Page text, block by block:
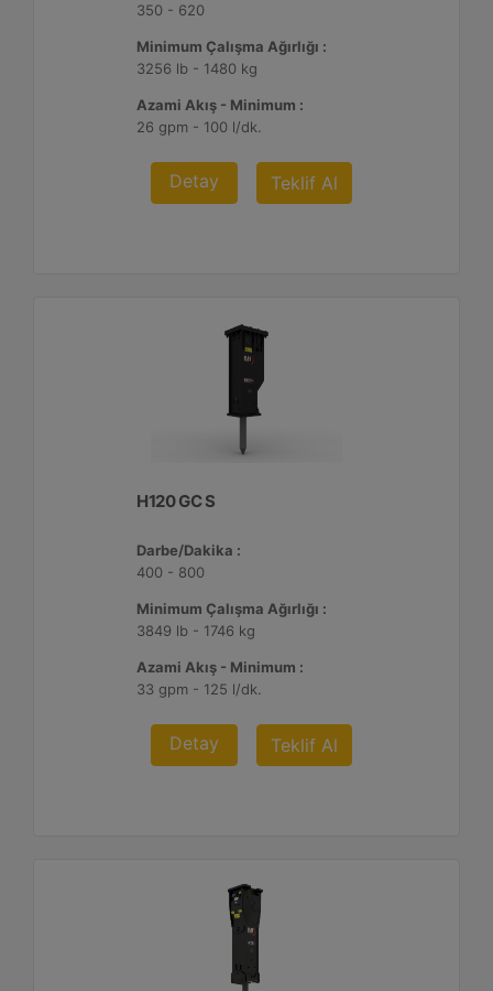
350 - 620
Minimum Çalışma Ağırlığı :
3256 lb - 1480 kg
Azami Akış - Minimum :
26 gpm - 100 l/dk.
Detay Teklif Al
H120 GC S
Darbe/Dakika :
400 - 800
Minimum Çalışma Ağırlığı :
3849 lb - 1746 kg
Azami Akış - Minimum :
33 gpm - 125 l/dk.
Detay Teklif Al